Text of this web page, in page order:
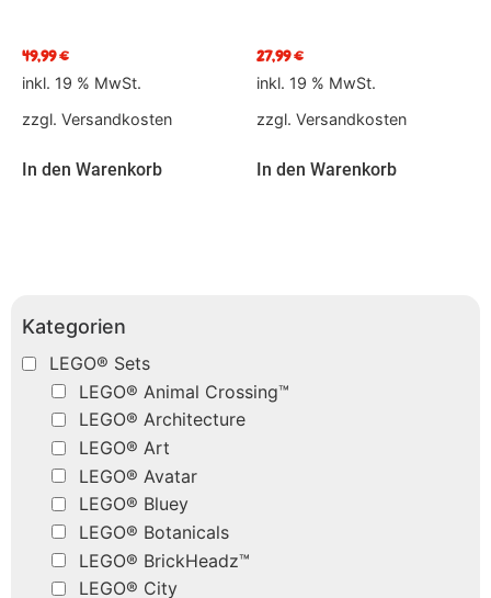
Kategorien
LEGO® Sets
LEGO® Animal Crossing™
LEGO® Architecture
LEGO® Art
LEGO® Avatar
LEGO® Bluey
LEGO® Botanicals
LEGO® BrickHeadz™
LEGO® City
49,99€
inkl. 19 % MwSt.
zzgl. Versandkosten
In den Warenkorb
27,99€
inkl. 19 % MwSt.
zzgl. Versandkosten
In den Warenkorb